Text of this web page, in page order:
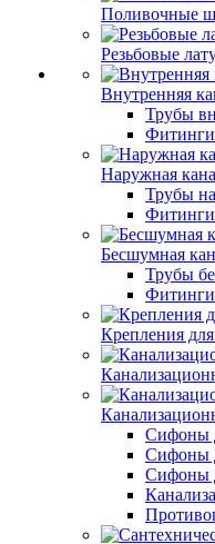
Поливочные
Резьбовые
Внутренняя
Трубы
Фитинги
Наружная
Трубы
Фитинги
Бесшумная
Трубы
Фитинги
Крепления
Сифоны
Сифоны
Сифоны